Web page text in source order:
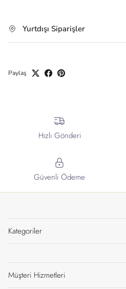
Yurtdışı Siparişler
Paylaş
Hızlı Gönderi
Güvenli Ödeme
Kategoriler
Müşteri Hizmetleri